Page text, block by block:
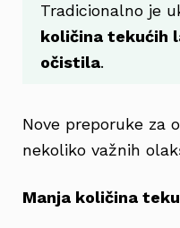
Tradicionalno je
količina tekućih
očistila.
Nove preporuke za
nekoliko važnih
Manja količina